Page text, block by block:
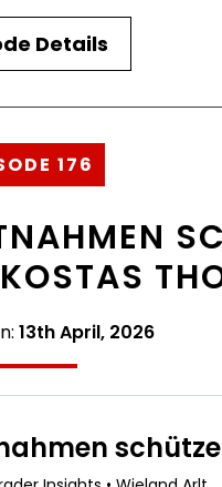
Details
176
13th April, 2026